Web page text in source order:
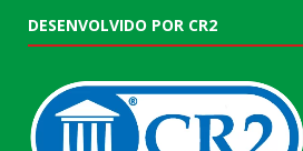
DESENVOLVIDO POR CR2